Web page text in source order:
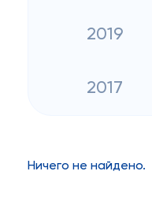
2019
2017
Ничего не найдено.